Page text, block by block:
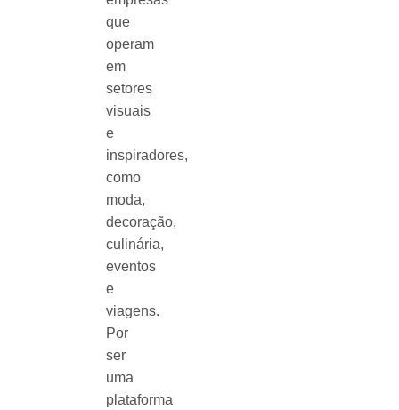
que
operam
em
setores
visuais
e
inspiradores,
como
moda,
decoração,
culinária,
eventos
e
viagens.
Por
ser
uma
plataforma